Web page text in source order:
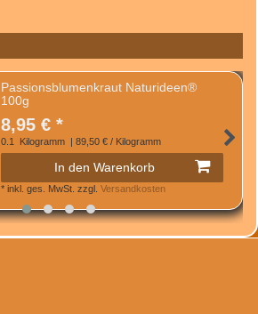
Passionsblumenkraut Naturideen®
100g
8,95 € *
0.1 Kilogramm | 89,50 € / Kilogramm
In den Warenkorb
* inkl. ges. MwSt. zzgl. Versandkosten